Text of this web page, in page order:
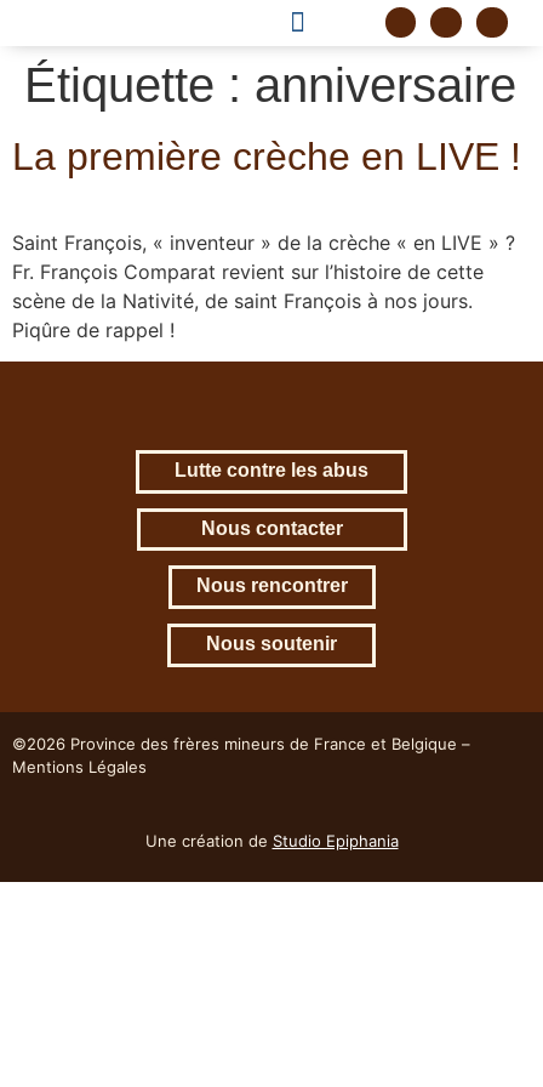
Étiquette : anniversaire
La première crèche en LIVE !
Saint François, « inventeur » de la crèche « en LIVE » ?
Fr. François Comparat revient sur l’histoire de cette
scène de la Nativité, de saint François à nos jours.
Piqûre de rappel !
Lutte contre les abus
Nous contacter
Nous rencontrer
Nous soutenir
©2026 Province des frères mineurs de France et Belgique –
Mentions Légales
Une création de Studio Epiphania